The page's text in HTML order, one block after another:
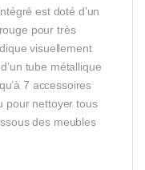
est doté d’un
pour très
visuellement
tube métallique
7 accessoires
pour nettoyer tous
des meubles